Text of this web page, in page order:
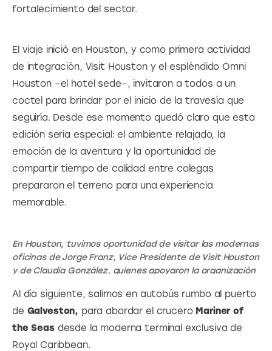
fortalecimiento del sector.
El viaje inició en Houston, y como primera actividad
de integración, Visit Houston y el espléndido Omni
Houston –el hotel sede–, invitaron a todos a un
coctel para brindar por el inicio de la travesía que
seguiría. Desde ese momento quedó claro que esta
edición sería especial: el ambiente relajado, la
emoción de la aventura y la oportunidad de
compartir tiempo de calidad entre colegas
prepararon el terreno para una experiencia
memorable.
En Houston, tuvimos oportunidad de visitar las modernas
oficinas de Jorge Franz, Vice Presidente de Visit Houston
y de Claudia González, quienes apoyaron la organización
algunos atractivos del centro de la ciudad.
Al día siguiente, salimos en autobús rumbo al puerto
de Galveston, para abordar el crucero Mariner of
the Seas desde la moderna terminal exclusiva de
Royal Caribbean.